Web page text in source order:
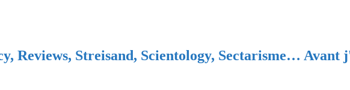
Reviews, Streisand, Scientology, Sectarisme… Avant